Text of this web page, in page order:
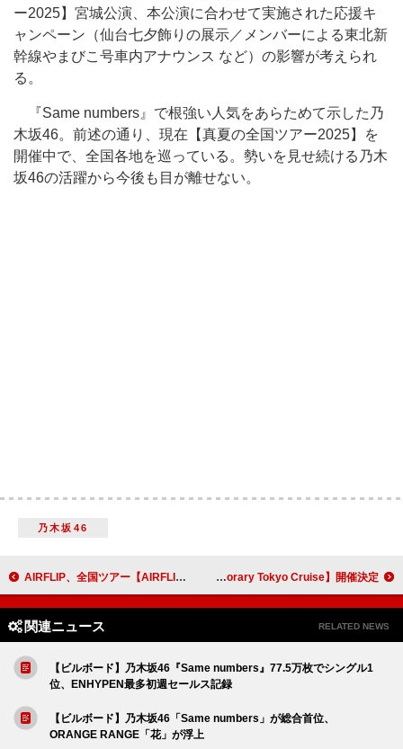
ー2025】宮城公演、本公演に合わせて実施された応援キ
ャンペーン（仙台七夕飾りの展示／メンバーによる東北新
幹線やまびこ号車内アナウンス など）の影響が考えられ
る。
『Same numbers』で根強い人気をあらためて示した乃
木坂46。前述の通り、現在【真夏の全国ツアー2025】を
開催中で、全国各地を巡っている。勢いを見せ続ける乃木
坂46の活躍から今後も目が離せない。
乃木坂46
AIRFLIP、全国ツアー【AIRFLIP TOUR 2025-2026】開催発表 cero、ツアー【Contemporary Tokyo Cruise】開催決定
関連ニュース RELATED NEWS
【ビルボード】乃木坂46『Same numbers』77.5万枚でシングル1
位、ENHYPEN最多初週セールス記録
【ビルボード】乃木坂46「Same numbers」が総合首位、
ORANGE RANGE「花」が浮上